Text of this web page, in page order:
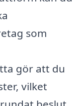
som
gör att du
vilket